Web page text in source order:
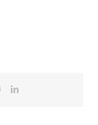
RedditLinkedIn